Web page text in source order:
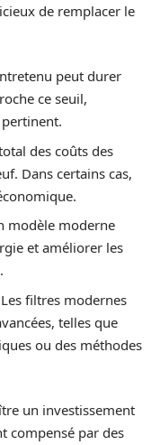
de remplacer le
peut durer
ce seuil,
des coûts des
Dans certains cas,
modèle moderne
et améliorer les
filtres modernes
telles que
ou des méthodes
un investissement
compensé par des